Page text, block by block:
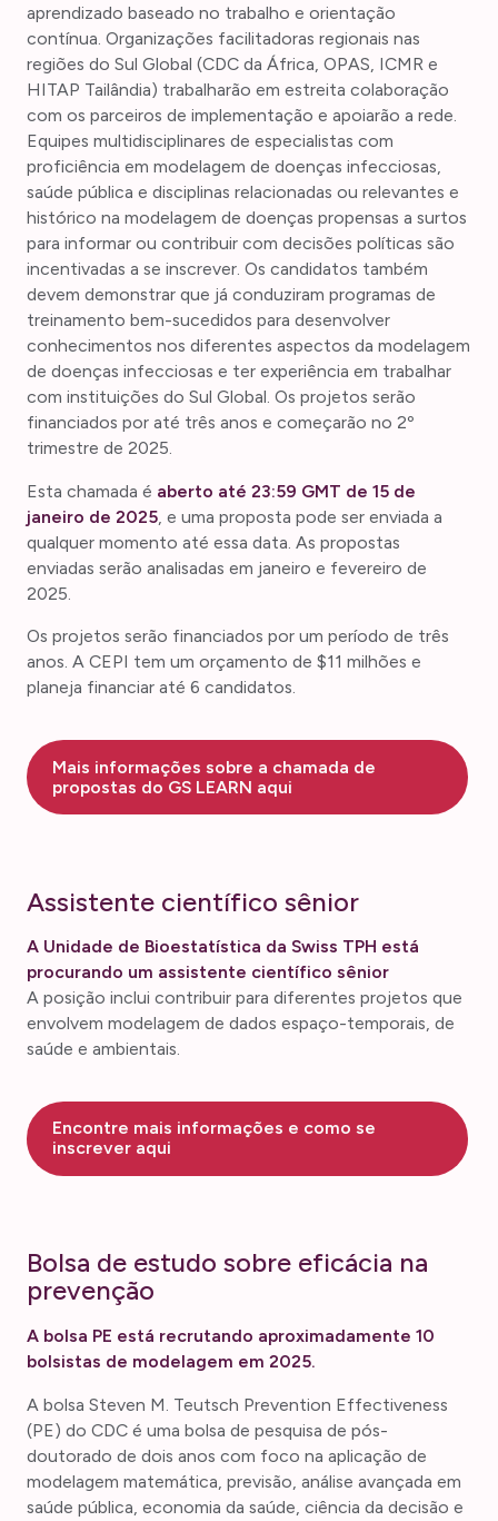
aprendizado baseado no trabalho e orientação
contínua. Organizações facilitadoras regionais nas
regiões do Sul Global (CDC da África, OPAS, ICMR e
HITAP Tailândia) trabalharão em estreita colaboração
com os parceiros de implementação e apoiarão a rede.
Equipes multidisciplinares de especialistas com
proficiência em modelagem de doenças infecciosas,
saúde pública e disciplinas relacionadas ou relevantes e
histórico na modelagem de doenças propensas a surtos
para informar ou contribuir com decisões políticas são
incentivadas a se inscrever. Os candidatos também
devem demonstrar que já conduziram programas de
treinamento bem-sucedidos para desenvolver
conhecimentos nos diferentes aspectos da modelagem
de doenças infecciosas e ter experiência em trabalhar
com instituições do Sul Global. Os projetos serão
financiados por até três anos e começarão no 2º
trimestre de 2025.
Esta chamada é aberto até 23:59 GMT de 15 de
janeiro de 2025, e uma proposta pode ser enviada a
qualquer momento até essa data. As propostas
enviadas serão analisadas em janeiro e fevereiro de
2025.
Os projetos serão financiados por um período de três
anos. A CEPI tem um orçamento de $11 milhões e
planeja financiar até 6 candidatos.
Mais informações sobre a chamada de
propostas do GS LEARN aqui
Assistente científico sênior
A Unidade de Bioestatística da Swiss TPH está
procurando um assistente científico sênior
A posição inclui contribuir para diferentes projetos que
envolvem modelagem de dados espaço-temporais, de
saúde e ambientais.
Encontre mais informações e como se
inscrever aqui
Bolsa de estudo sobre eficácia na
prevenção
A bolsa PE está recrutando aproximadamente 10
bolsistas de modelagem em 2025.
A bolsa Steven M. Teutsch Prevention Effectiveness
(PE) do CDC é uma bolsa de pesquisa de pós-
doutorado de dois anos com foco na aplicação de
modelagem matemática, previsão, análise avançada em
saúde pública, economia da saúde, ciência da decisão e